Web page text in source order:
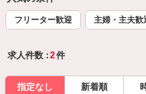
フリーター歓迎 主婦・主夫歓
求人件数 : 2件
指定なし 新着順